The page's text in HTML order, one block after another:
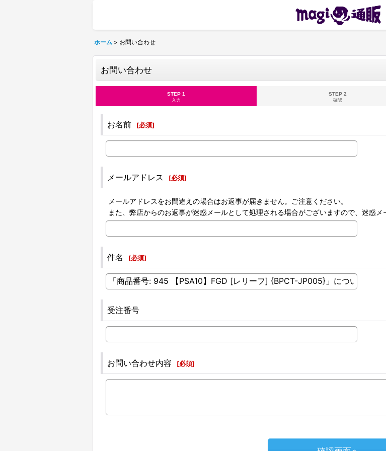
ホーム > お問い合わせ
お問い合わせ
STEP 1
入力
STEP 2
確認
お名前 [必須]
メールアドレス [必須]
メールアドレスをお間違えの場合はお返事が届きません。ご注意ください。
また、弊店からのお返事が迷惑メールとして処理される場合がございますので、迷惑メ
件名 [必須]
受注番号
お問い合わせ内容 [必須]